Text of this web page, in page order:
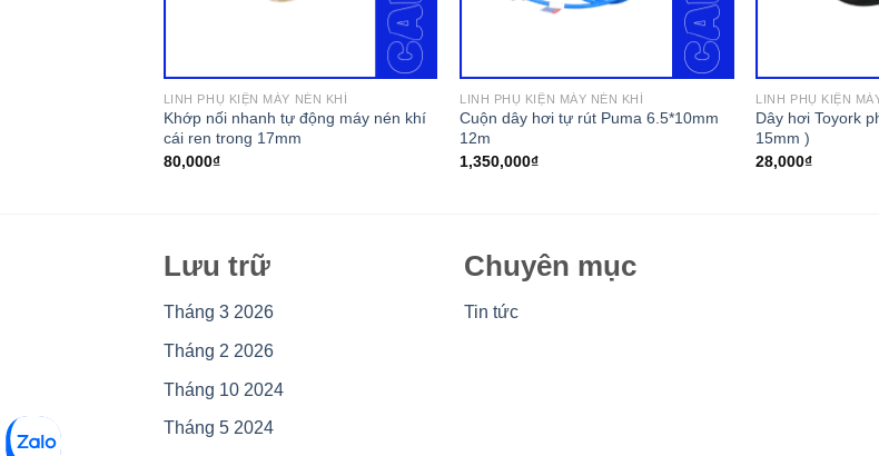
LINH PHỤ KIỆN MÁY NÉN KHÍ
Khớp nối nhanh tự động máy nén khí
cái ren trong 17mm
80,000₫
LINH PHỤ KIỆN MÁY NÉN KHÍ
Cuộn dây hơi tự rút Puma 6.5*10mm
12m
1,350,000₫
LINH PHỤ KIỆN
Dây hơi Toyork
15mm )
28,000₫
Lưu trữ
Tháng 3 2026
Tháng 2 2026
Tháng 10 2024
Tháng 5 2024
Chuyên mục
Tin tức